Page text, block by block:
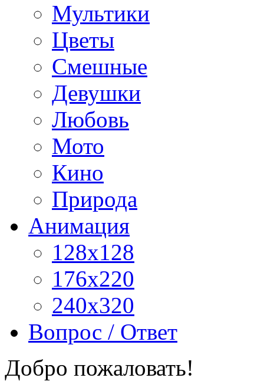
Мультики
Цветы
Смешные
Девушки
Любовь
Мото
Кино
Природа
Анимация
128x128
176x220
240x320
Вопрос / Ответ
Добро пожаловать!